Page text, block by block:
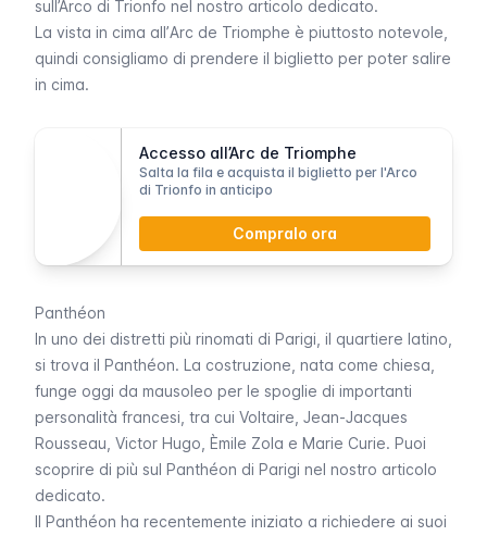
sull’Arco di Trionfo nel nostro articolo dedicato.
La vista in cima all’Arc de Triomphe è piuttosto notevole,
quindi consigliamo di prendere il biglietto per poter salire
in cima.
Accesso all’Arc de Triomphe
Salta la fila e acquista il biglietto per l'Arco
di Trionfo in anticipo
Compralo ora
Panthéon
In uno dei distretti più rinomati di Parigi, il quartiere latino
si trova il Panthéon. La costruzione, nata come chiesa,
funge oggi da mausoleo per le spoglie di importanti
personalità francesi, tra cui Voltaire, Jean-Jacques
Rousseau, Victor Hugo, Èmile Zola e Marie Curie. Puoi
scoprire di più sul Panthéon di Parigi nel nostro articolo
dedicato.
Il Panthéon ha recentemente iniziato a richiedere ai suoi